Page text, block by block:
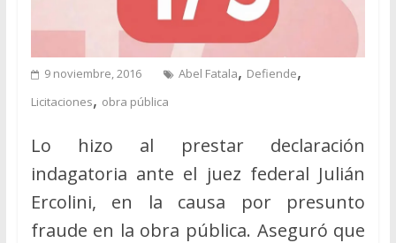
9 noviembre, 2016 Abel Fatala, Defiende,
Licitaciones, obra pública
Lo hizo al prestar declaración
indagatoria ante el juez federal Julián
Ercolini, en la causa por presunto
fraude en la obra pública. Aseguró que